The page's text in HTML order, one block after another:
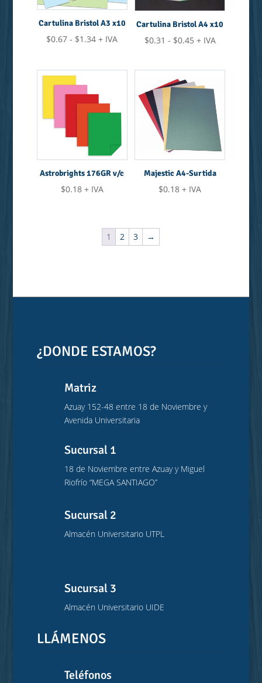
Cartulina Bristol A3 x10
$0.67 - $1.34Rango
precios:
$0.67
hasta
+ IVA
Cartulina Bristol A4 x10
$0.31 - $0.45Rango
precios:
desde
$0.31
+ IVA
Astrobrights 176GR v/c
$0.18 + IVA
Majestic A4-Surtida
$0.18 + IVA
1 2 3 →
¿DONDE ESTAMOS?
Matriz
Azuay 152-48 entre 18 de Noviembre y
Avenida Universitaria
Sucursal 1
18 de Noviembre entre Azuay y Miguel
Riofrío “MEGA SANTIAGO”
Sucursal 2
Almacén Universitario UTPL
Sucursal 3
Almacén Universitario UIDE
LLÁMENOS
Teléfonos